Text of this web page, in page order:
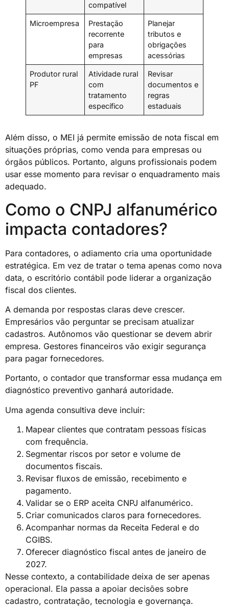
compatível
Microempresa
Prestação
recorrente
para
empresas
Planejar
tributos e
obrigações
acessórias
Produtor rural
PF
Atividade rural
com
tratamento
específico
Revisar
documentos e
regras
estaduais
Além disso, o MEI já permite emissão de nota fiscal em
situações próprias, como venda para empresas ou
órgãos públicos. Portanto, alguns profissionais podem
usar esse momento para revisar o enquadramento mais
adequado.
Como o CNPJ alfanumérico
impacta contadores?
Para contadores, o adiamento cria uma oportunidade
estratégica. Em vez de tratar o tema apenas como nova
data, o escritório contábil pode liderar a organização
fiscal dos clientes.
A demanda por respostas claras deve crescer.
Empresários vão perguntar se precisam atualizar
cadastros. Autônomos vão questionar se devem abrir
empresa. Gestores financeiros vão exigir segurança
para pagar fornecedores.
Portanto, o contador que transformar essa mudança em
diagnóstico preventivo ganhará autoridade.
Uma agenda consultiva deve incluir:
Mapear clientes que contratam pessoas físicas
com frequência.
Segmentar riscos por setor e volume de
documentos fiscais.
Revisar fluxos de emissão, recebimento e
pagamento.
Validar se o ERP aceita CNPJ alfanumérico.
Criar comunicados claros para fornecedores.
Acompanhar normas da Receita Federal e do
CGIBS.
Oferecer diagnóstico fiscal antes de janeiro de
2027.
Nesse contexto, a contabilidade deixa de ser apenas
operacional. Ela passa a apoiar decisões sobre
cadastro, contratação, tecnologia e governança.